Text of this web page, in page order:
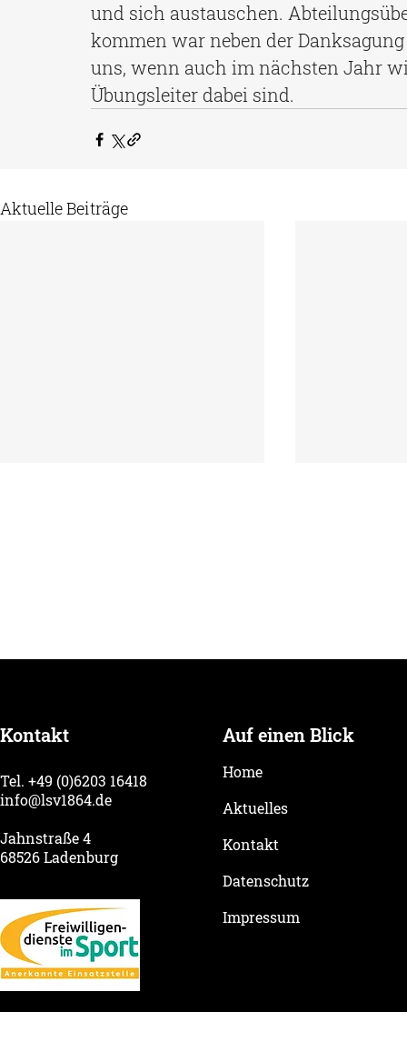
und sich austauschen.
kommen war neben der
uns, wenn auch im nächsten Jahr
Übungsleiter dabei sind.
Aktuelle Beiträge
Geschäftsstelle
– die LSV
Kontakt
Tel. +49 (0)6203 16418
info@lsv1864.de
Jahnstraße 4
68526 Ladenburg
Auf einen Blick
Home
Aktuelles
Kontakt
Datenschutz
Impressum